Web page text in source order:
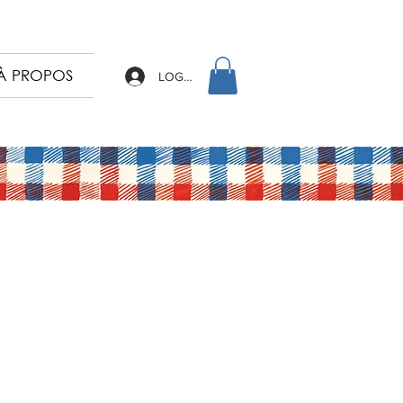
PROPOS LOG IN